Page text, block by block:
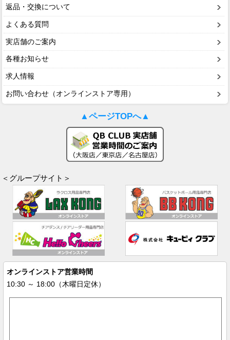
返品・交換について
よくある質問
実店舗のご案内
各種お知らせ
求人情報
お問い合わせ（オンラインストア専用）
▲ページTOPへ▲
＜グループサイト＞
オンラインストア営業時間
10:30 ～ 18:00（木曜日定休）